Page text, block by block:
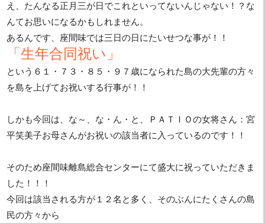
え、たんなる正月三が日でこれといってないんじゃない！？な
んてお思いになるかもしれません。
あるんです、座間味では三日の日にたいせつな事が！！
「生年合同祝い」
という６１・７３・８５・９７歳になられた島の大先輩の方々
を島を上げてお祝いする行事が！！
しかも今回は、な～、な・ん・と、ＰＡＴＩＯの女将さん：宮
平笑美子お母さんがお祝いの該当者に入っているのです！！
そのため座間味離島総合センターにて盛大に祝っていただきま
した！！！
今回は該当される方が１２名と多く、そのぶんにたくさんの島
民の方々から